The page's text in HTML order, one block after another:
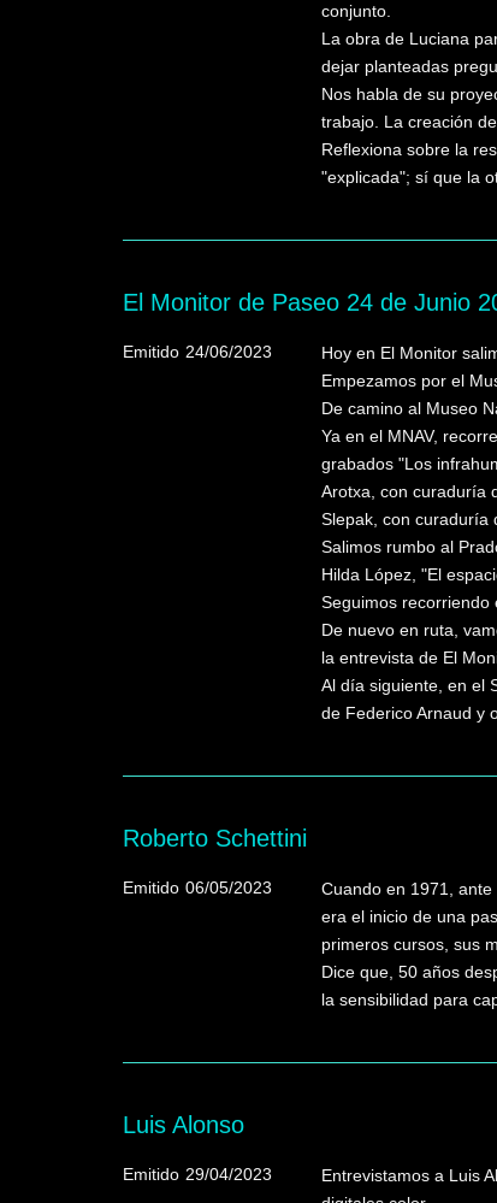
conjunto.
La obra de Luciana
dejar planteadas
Nos habla de su
trabajo. La creación
Reflexiona sobre la
"explicada"; sí que la
El Monitor de Paseo 24 de Junio
Emitido 24/06/2023
Hoy en El Monitor
Empezamos por el
De camino al Museo
Ya en el MNAV,
grabados "Los
Arotxa, con curaduría
Slepak, con curaduría
Salimos rumbo al
Hilda López, "El
Seguimos recorriendo
De nuevo en ruta,
la entrevista de El
Al día siguiente, en el
de Federico Arnaud y
Roberto Schettini
Emitido 06/05/2023
Cuando en 1971,
era el inicio de una
primeros cursos, sus
Dice que, 50 años
la sensibilidad para
Luis Alonso
Emitido 29/04/2023
Entrevistamos a Luis